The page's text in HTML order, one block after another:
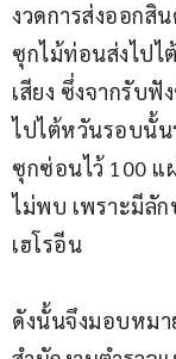
งวดการส่งออกสิ
ซุกไม้ท่อนส่งไปไ
เสียง ซึ่งจากรับ
ไปไต้หวันรอบนั้น
ซุกซ่อนไว้ 100 แ
ไม่พบ เพราะมีลั
เฮโรอีน
ดังนั้นจึงมอบหมา